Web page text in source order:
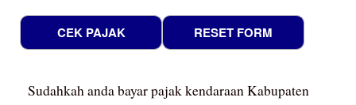
Sudahkah anda bayar pajak kendaraan Kabupaten